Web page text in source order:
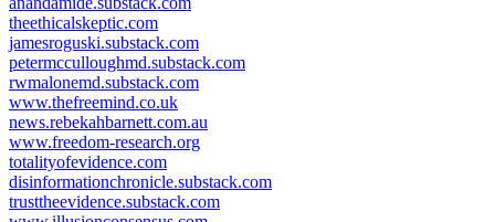
theethicalskeptic.com
jamesroguski.substack.com
petermcculloughmd.substack.com
rwmalonemd.substack.com
www.thefreemind.co.uk
news.rebekahbarnett.com.au
www.freedom-research.org
totalityofevidence.com
disinformationchronicle.substack.com
trusttheevidence.substack.com